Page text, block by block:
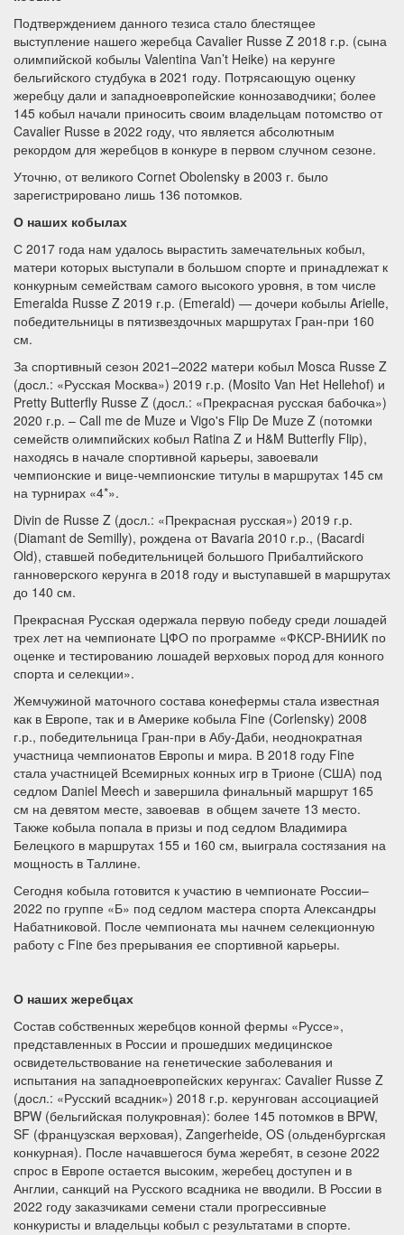
Подтверждением данного тезиса стало блестящее
выступление нашего жеребца Cavalier Russe Z 2018 г.р. (сына
олимпийской кобылы Valentina Van’t Heike) на керунге
бельгийского студбука в 2021 году. Потрясающую оценку
жеребцу дали и западноевропейские коннозаводчики; более
145 кобыл начали приносить своим владельцам потомство от
Cavalier Russe в 2022 году, что является абсолютным
рекордом для жеребцов в конкуре в первом случном сезоне.
Уточню, от великого Сornet Obolensky в 2003 г. было
зарегистрировано лишь 136 потомков.
О наших кобылах
С 2017 года нам удалось вырастить замечательных кобыл,
матери которых выступали в большом спорте и принадлежат к
конкурным семействам самого высокого уровня, в том числе
Emeralda Russe Z 2019 г.р. (Emerald) — дочери кобылы Arielle,
победительницы в пятизвездочных маршрутах Гран-при 160
см.
За спортивный сезон 2021–2022 матери кобыл Mosca Russe Z
(досл.: «Русская Москва») 2019 г.р. (Mosito Van Het Hellehof) и
Pretty Butterfly Russe Z (досл.: «Прекрасная русская бабочка»)
2020 г.р. – Call me de Muze и Vigo's Flip De Muze Z (потомки
семейств олимпийских кобыл Ratina Z и H&M Butterfly Flip),
находясь в начале спортивной карьеры, завоевали
чемпионские и вице-чемпионские титулы в маршрутах 145 см
на турнирах «4*».
Divin de Russe Z (досл.: «Прекрасная русская») 2019 г.р.
(Diamant de Semilly), рождена от Bavaria 2010 г.р., (Bacardi
Old), ставшей победительницей большого Прибалтийского
ганноверского керунга в 2018 году и выступавшей в маршрутах
до 140 см.
Прекрасная Русская одержала первую победу среди лошадей
трех лет на чемпионате ЦФО по программе «ФКСР-ВНИИК по
оценке и тестированию лошадей верховых пород для конного
спорта и селекции».
Жемчужиной маточного состава конефермы стала известная
как в Европе, так и в Америке кобыла Fine (Corlensky) 2008
г.р., победительница Гран-при в Абу-Даби, неоднократная
участница чемпионатов Европы и мира. В 2018 году Fine
стала участницей Всемирных конных игр в Трионе (США) под
седлом Daniel Meech и завершила финальный маршрут 165
см на девятом месте, завоевав в общем зачете 13 место.
Также кобыла попала в призы и под седлом Владимира
Белецкого в маршрутах 155 и 160 см, выиграла состязания на
мощность в Таллине.
Сегодня кобыла готовится к участию в чемпионате России–
2022 по группе «Б» под седлом мастера спорта Александры
Набатниковой. После чемпионата мы начнем селекционную
работу с Fine без прерывания ее спортивной карьеры.
О наших жеребцах
Состав собственных жеребцов конной фермы «Руссе»,
представленных в России и прошедших медицинское
освидетельствование на генетические заболевания и
испытания на западноевропейских керунгах: Cavalier Russe Z
(досл.: «Русский всадник») 2018 г.р. керунгован ассоциацией
BPW (бельгийская полукровная): более 145 потомков в BPW,
SF (французская верховая), Zangerheide, OS (ольденбургская
конкурная). После начавшегося бума жеребят, в сезоне 2022
спрос в Европе остается высоким, жеребец доступен и в
Англии, санкций на Русского всадника не вводили. В России в
2022 году заказчиками семени стали прогрессивные
конкуристы и владельцы кобыл с результатами в спорте.